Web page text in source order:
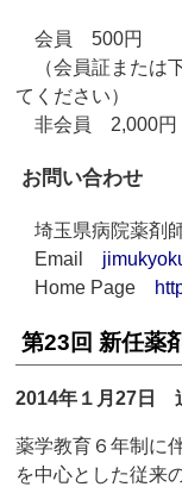
会員 500円
（会員証または
てください）
非会員 2,000円
お問い合わせ
埼玉県病院薬剤
Email
Home Page
第23回 新任薬
2014年１月27日
薬学教育６年制に
を中心とした従来